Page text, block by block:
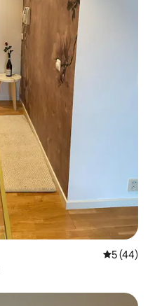
5 (44)